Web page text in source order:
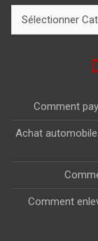
Comment
Achat
Comment